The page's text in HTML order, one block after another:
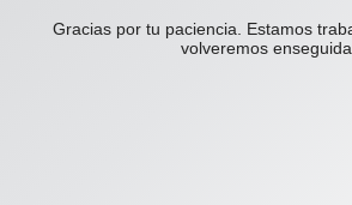
Gracias por tu paciencia. Estamos
volveremos enseguida.